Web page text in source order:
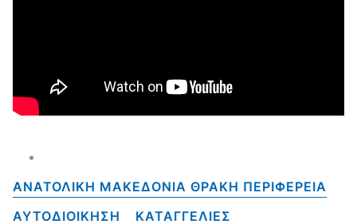
ΑΝΑΤΟΛΙΚΗ ΜΑΚΕΔΟΝΙΑ ΘΡΑΚΗ ΠΕΡΙΦΕΡΕΙΑ
ΑΥΤΟΔΙΟΙΚΗΣΗ
ΚΑΤΑΓΓΕΛΙΕΣ